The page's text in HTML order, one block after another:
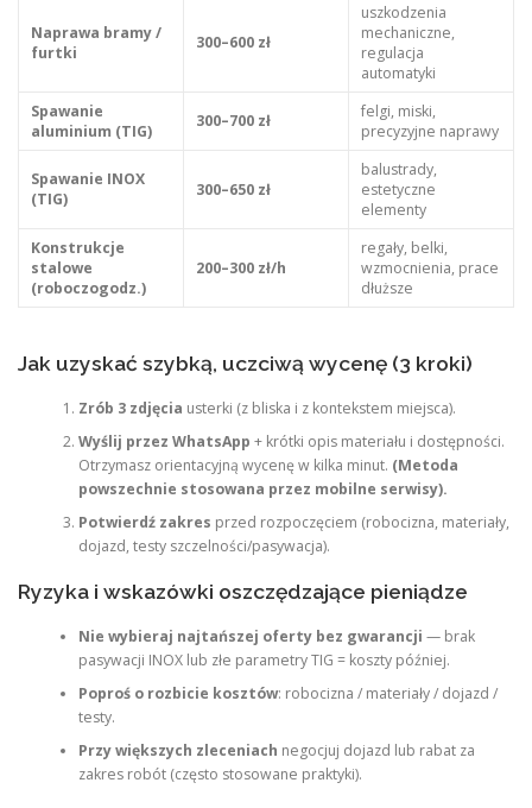
Naprawa bramy /
furtki
300–600 zł
uszkodzenia
mechaniczne,
regulacja
automatyki
Spawanie
aluminium (TIG)
300–700 zł
felgi, miski,
precyzyjne naprawy
Spawanie INOX
(TIG)
300–650 zł
balustrady,
estetyczne
elementy
Konstrukcje
stalowe
(roboczogodz.)
200–300 zł/h
regały, belki,
wzmocnienia, prace
dłuższe
Jak uzyskać szybką, uczciwą wycenę (3 kroki)
Zrób 3 zdjęcia usterki (z bliska i z kontekstem miejsca).
Wyślij przez WhatsApp + krótki opis materiału i dostępności.
Otrzymasz orientacyjną wycenę w kilka minut. (Metoda
powszechnie stosowana przez mobilne serwisy).
Potwierdź zakres przed rozpoczęciem (robocizna, materiały,
dojazd, testy szczelności/pasywacja).
Ryzyka i wskazówki oszczędzające pieniądze
Nie wybieraj najtańszej oferty bez gwarancji — brak
pasywacji INOX lub złe parametry TIG = koszty później.
Poproś o rozbicie kosztów: robocizna / materiały / dojazd /
testy.
Przy większych zleceniach negocjuj dojazd lub rabat za
zakres robót (często stosowane praktyki).